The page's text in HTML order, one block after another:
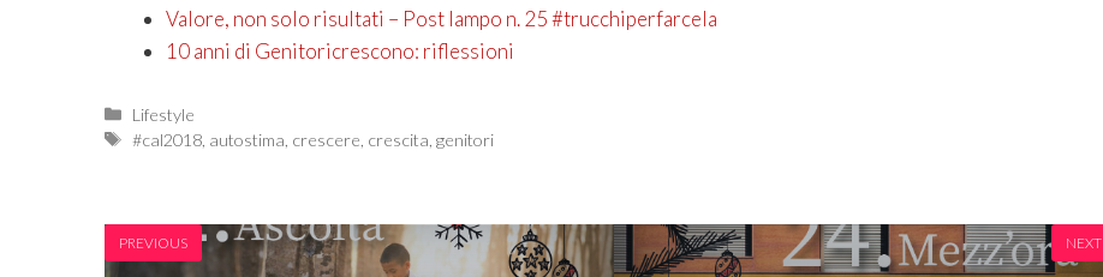
Valore, non solo risultati – Post lampo n. 25 #trucchiperfarcela
10 anni di Genitoricrescono: riflessioni
Categories
Lifestyle
Tags
#cal2018 autostima crescere crescita ,genitori
PREVIOUS NEXT